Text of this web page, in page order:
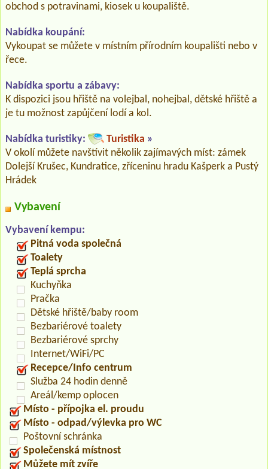
obchod s potravinami, kiosek u koupaliště.
Nabídka koupání:
Vykoupat se můžete v místním přírodním koupališti nebo v
řece.
Nabídka sportu a zábavy:
K dispozici jsou hřiště na volejbal, nohejbal, dětské hřiště a
je tu možnost zapůjčení lodí a kol.
Nabídka turistiky: Turistika »
V okolí můžete navštívit několik zajímavých míst: zámek
Dolejší Krušec, Kundratice, zříceninu hradu Kašperk a Pustý
Hrádek
Vybavení
Vybavení kempu:
Pitná voda společná
Toalety
Teplá sprcha
Kuchyňka
Pračka
Dětské hřiště/baby room
Bezbariérové toalety
Bezbariérové sprchy
Internet/WiFi/PC
Recepce/Info centrum
Služba 24 hodin denně
Areál/kemp oplocen
Místo - přípojka el. proudu
Místo - odpad/výlevka pro WC
Poštovní schránka
Společenská místnost
Můžete mít zvíře